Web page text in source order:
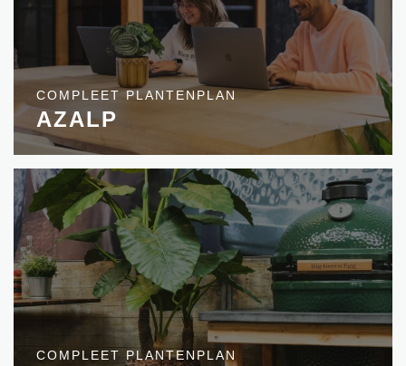
COMPLEET PLANTENPLAN
AZALP
COMPLEET PLANTENPLAN